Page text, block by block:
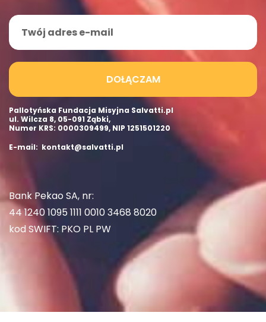
DOŁĄCZAM
Pallotyńska Fundacja Misyjna Salvatti.pl
ul. Wilcza 8, 05-091 Ząbki,
Numer KRS: 0000309499, NIP 1251501220
E-mail: kontakt@salvatti.pl
Bank Pekao SA, nr:
44 1240 1095 1111 0010 3468 8020
kod SWIFT: PKO PL PW